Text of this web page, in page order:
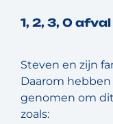
1, 2, 3, 0 afval
Steven en zijn
Daarom
genomen om
zoals: